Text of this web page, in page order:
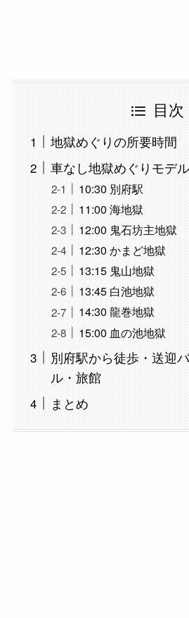
目次
地獄めぐりの所要時間
車なし地獄めぐりモデ
10:30 別府駅
11:00 海地獄
12:00 鬼石坊主地獄
12:30 かまど地獄
13:15 鬼山地獄
13:45 白池地獄
14:30 龍巻地獄
15:00 血の池地獄
別府駅から徒歩・送迎
ル・旅館
まとめ